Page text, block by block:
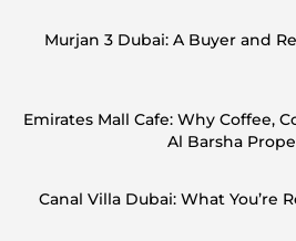
Murjan 3 Dubai: A Buyer and
Emirates Mall Cafe: Why Coffee,
Al Barsha
Canal Villa Dubai: What You’re